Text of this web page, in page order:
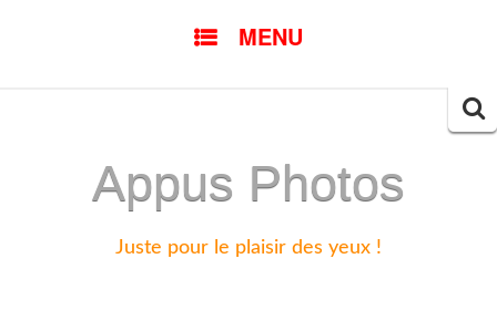
MENU
Appus Photos
Juste pour le plaisir des yeux !